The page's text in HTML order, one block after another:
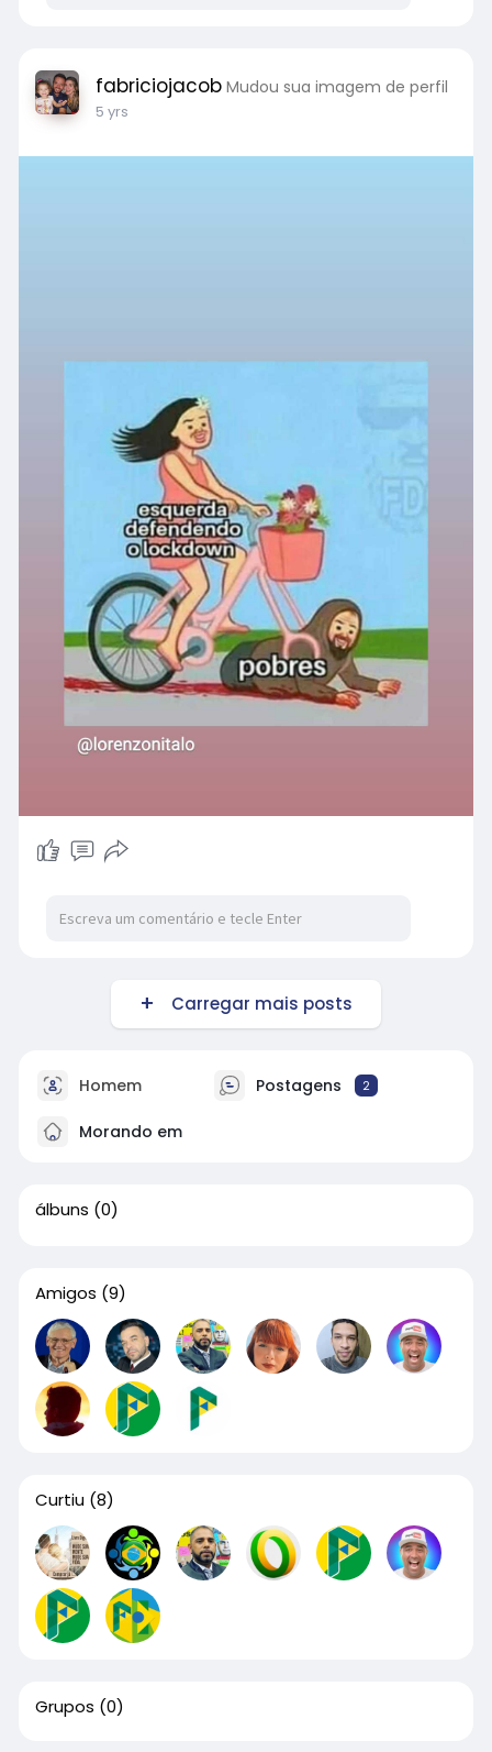
fabriciojacob Mudou sua imagem de perfil
5 yrs
Carregar mais posts
Homem Postagens 2
Morando em
álbuns (0)
Amigos (9)
Curtiu (8)
Grupos (0)